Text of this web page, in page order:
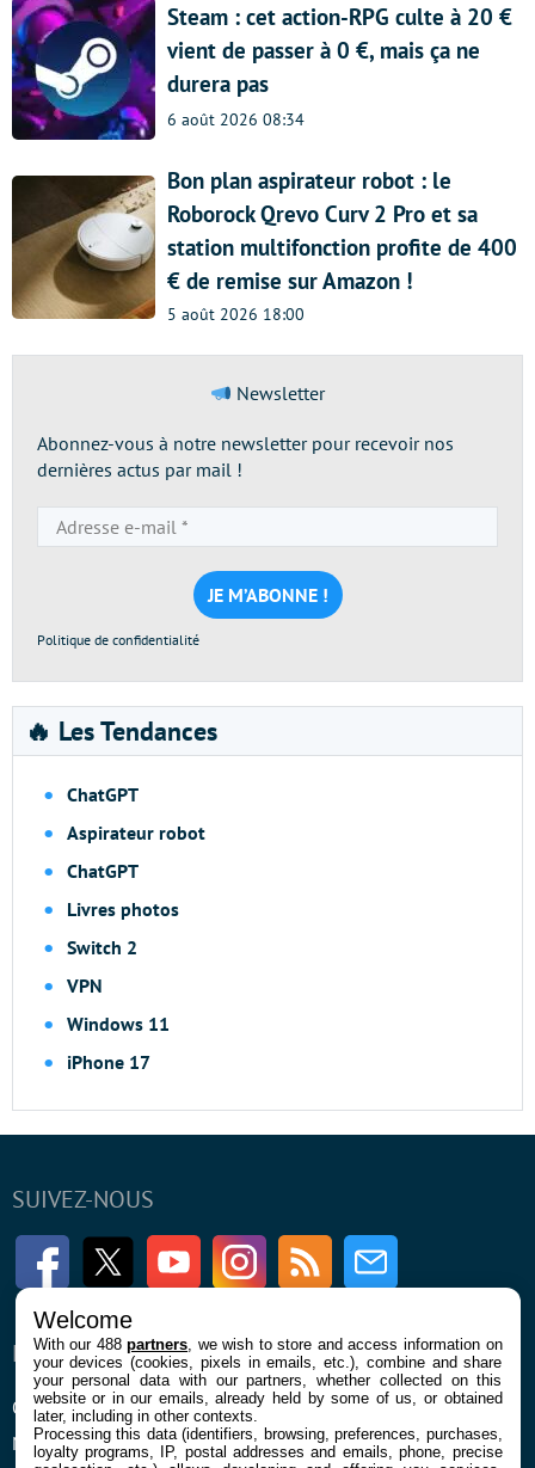
Steam : cet action-RPG culte à 20 €
vient de passer à 0 €, mais ça ne
durera pas
6 août 2026 08:34
Bon plan aspirateur robot : le
Roborock Qrevo Curv 2 Pro et sa
station multifonction profite de 400
€ de remise sur Amazon !
5 août 2026 18:00
Newsletter
Abonnez-vous à notre newsletter pour recevoir nos
dernières actus par mail !
e-
mail
*
Politique de confidentialité
🔥 Les Tendances
ChatGPT
Aspirateur robot
ChatGPT
Livres photos
Switch 2
VPN
Windows 11
iPhone 17
SUIVEZ-NOUS
FacebookTwitter Youtube InstagramRSS Newsletter
ENTREPRISE
Qui sommes nous
Mentions légales et CGU
À PROPOS
La rédaction
Contact
Welcome
With our 488partners , we wish to store and access information on
your devices (cookies, pixels in emails, etc.), combine and share
your personal data with our partners, whether collected on this
website or in our emails, already held by some of us, or obtained
later, including in other contexts.
Processing this data (identifiers, browsing, preferences, purchases,
loyalty programs, IP, postal addresses and emails, phone, precise